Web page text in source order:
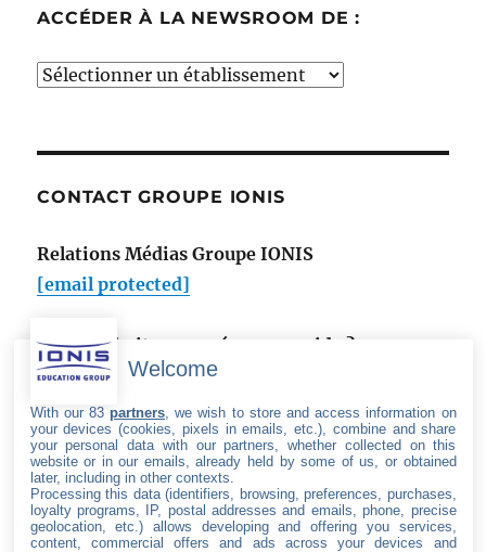
ACCÉDER À LA NEWSROOM DE :
Accéder
de
CONTACT GROUPE IONIS
Relations Médias Groupe IONIS
[email protected]
Vous souhaitez une réponse rapide ?
Utilisez notre formulaire de contact
SUIVEZ LE GROUPE IONIS
Welcome
With our 83 partners , we wish to store and access information on
your devices (cookies, pixels in emails, etc.), combine and share
your personal data with our partners, whether collected on this
website or in our emails, already held by some of us, or obtained
later, including in other contexts.
Processing this data (identifiers, browsing, preferences, purchases,
loyalty programs, IP, postal addresses and emails, phone, precise
geolocation, etc.) allows developing and offering you services,
content, commercial offers and ads across your devices and